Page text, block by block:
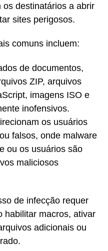
destinatários a abrir
sites perigosos.
comuns incluem:
de documentos,
ZIP, arquivos
imagens ISO e
inofensivos.
os usuários
falsos, onde malware
ou os usuários são
maliciosos
de infecção requer
habilitar macros, ativar
adicionais ou